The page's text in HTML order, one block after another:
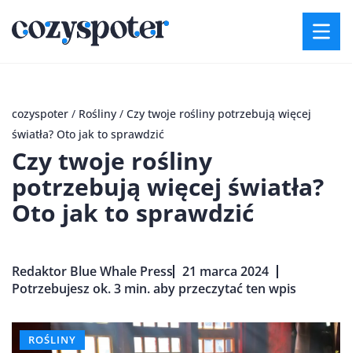
cozyspoter / Rośliny / Czy twoje rośliny potrzebują więcej
światła? Oto jak to sprawdzić
Czy twoje rośliny
potrzebują więcej światła?
Oto jak to sprawdzić
Redaktor Blue Whale Press 21 marca 2024
Potrzebujesz ok. 3 min. aby przeczytać ten wpis
ROŚLINY